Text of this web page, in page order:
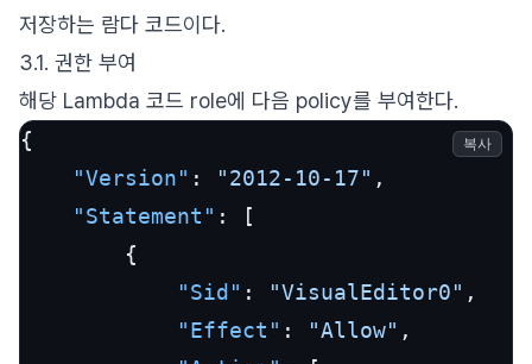
저장하는 람다 코드이다.
3.1. 권한 부여
해당 Lambda 코드 role에 다음 policy를 부여한다.
{
"Version" : "2012-10-17" ,
"Statement" :
[
{
"Sid" : "VisualEditor0" ,
"Effect" : "Allow" ,
복사